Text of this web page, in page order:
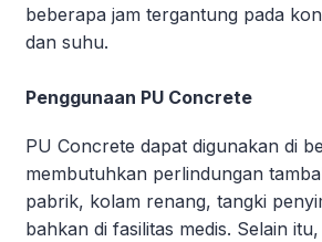
beberapa jam tergantung pada
dan suhu.
Penggunaan PU Concrete
PU Concrete dapat digunakan di
membutuhkan perlindungan
pabrik, kolam renang, tangki
bahkan di fasilitas medis. Selain